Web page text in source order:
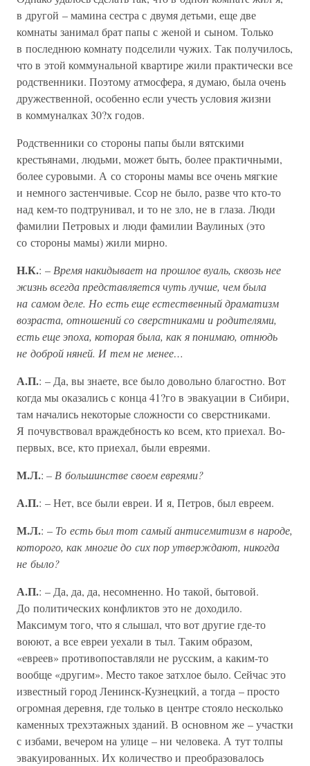
в другой – мамина сестра с двумя детьми, еще две
комнаты занимал брат папы с женой и сыном. Только
в последнюю комнату подселили чужих. Так получилось,
что в этой коммунальной квартире жили практически все
родственники. Поэтому атмосфера, я думаю, была очень
дружественной, особенно если учесть условия жизни
в коммуналках 30?х годов.
Родственники со стороны папы были вятскими
крестьянами, людьми, может быть, более практичными,
более суровыми. А со стороны мамы все очень мягкие
и немного застенчивые. Ссор не было, разве что кто-то
над кем-то подтрунивал, и то не зло, не в глаза. Люди
фамилии Петровых и люди фамилии Ваулиных (это
со стороны мамы) жили мирно.
Н.К.: – Время накидывает на прошлое вуаль, сквозь нее
жизнь всегда представляется чуть лучше, чем была
на самом деле. Но есть еще естественный драматизм
возраста, отношений со сверстниками и родителями,
есть еще эпоха, которая была, как я понимаю, отнюдь
не доброй няней. И тем не менее…
А.П.: – Да, вы знаете, все было довольно благостно. Вот
когда мы оказались с конца 41?го в эвакуации в Сибири,
там начались некоторые сложности со сверстниками.
Я почувствовал враждебность ко всем, кто приехал. Во-
первых, все, кто приехал, были евреями.
М.Л.: – В большинстве своем евреями?
А.П.: – Нет, все были евреи. И я, Петров, был евреем.
М.Л.: – То есть был тот самый антисемитизм в народе,
которого, как многие до сих пор утверждают, никогда
не было?
А.П.: – Да, да, да, несомненно. Но такой, бытовой.
До политических конфликтов это не доходило.
Максимум того, что я слышал, что вот другие где-то
воюют, а все евреи уехали в тыл. Таким образом,
«евреев» противопоставляли не русским, а каким-то
вообще «другим». Место такое затхлое было. Сейчас это
известный город Ленинск-Кузнецкий, а тогда – просто
огромная деревня, где только в центре стояло несколько
каменных трехэтажных зданий. В основном же – участки
с избами, вечером на улице – ни человека. А тут толпы
эвакуированных. Их количество и преобразовалось